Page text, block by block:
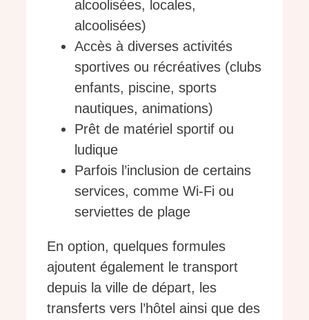
alcoolisées, locales,
alcoolisées)
Accès à diverses activités
sportives ou récréatives (clubs
enfants, piscine, sports
nautiques, animations)
Prêt de matériel sportif ou
ludique
Parfois l’inclusion de certains
services, comme Wi-Fi ou
serviettes de plage
En option, quelques formules
ajoutent également le transport
depuis la ville de départ, les
transferts vers l’hôtel ainsi que des